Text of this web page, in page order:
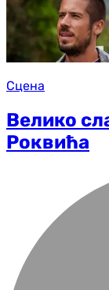
Сцена
Велико
Роквића